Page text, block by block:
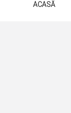
ACASĂ